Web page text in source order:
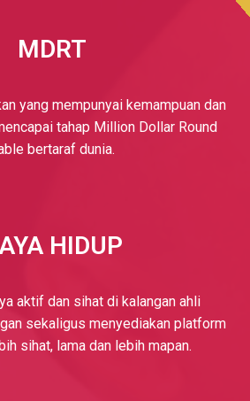
MDRT
yang mempunyai kemampuan dan
tahap Million Dollar Round
bertaraf dunia.
HIDUP
aktif dan sihat di kalangan ahli
sekaligus menyediakan platform
sihat, lama dan lebih mapan.